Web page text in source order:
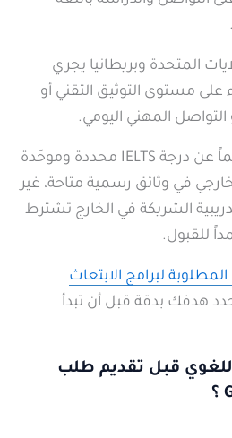
المتحدة وبريطانيا يجري
على مستوى التوثيق التقني أو
التواصل المهني اليومي.
لا تُفصح وزارة الدفاع دائماً عن درجة IELTS محددة وموحّدة
في وثائق رسمية متاحة، غير
الشريكة في الخارج تشترط
للقبول.
لبرامج الابتعاث
هدفك بدقة قبل أن تبدأ
قبل تقديم طلب